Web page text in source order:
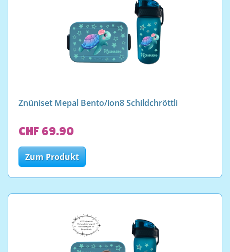
Znüniset Mepal Bento/ion8 Schildchröttli
CHF 69.90
Zum Produkt